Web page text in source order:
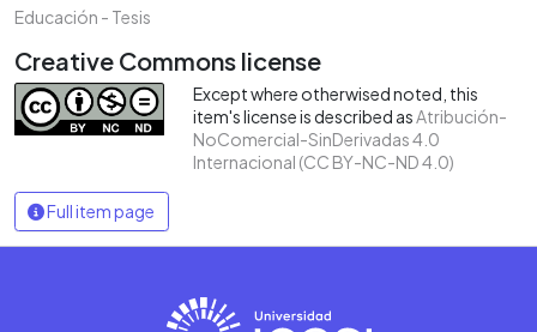
Educación - Tesis
Creative Commons license
Except where otherwised noted, this
item's license is described asAtribución-
NoComercial-SinDerivadas 4.0
Internacional (CC BY-NC-ND 4.0)
Full item page